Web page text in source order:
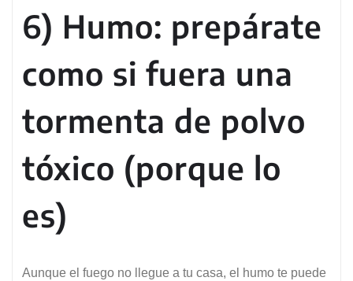
6) Humo: prepárate
como si fuera una
tormenta de polvo
tóxico (porque lo
es)
Aunque el fuego no llegue a tu casa, el humo te puede